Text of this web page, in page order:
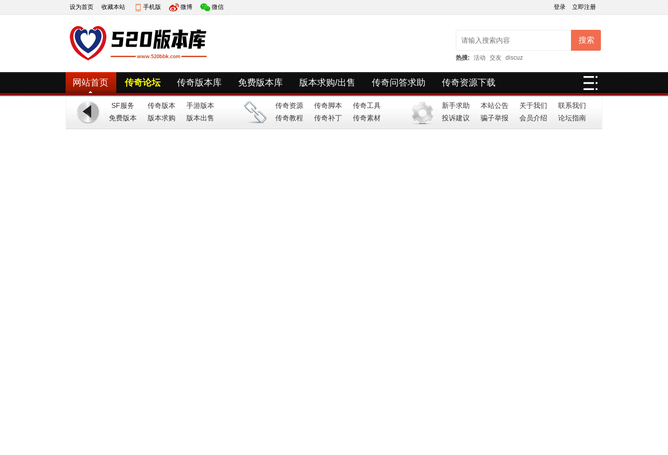
设为首页 收藏本站 手机版 微博 微信 登录 立即注册
搜索
热搜: 活动 交友 discuz
快捷导航
网站首页 传奇论坛 传奇版本库 免费版本库 版本求购/出售 传奇问答求助 传奇资源下载
SF服务
端
传奇版本
手游版本
免费版本
版本求购 版本出售
传奇资源 传奇脚本
传奇工具
传奇教程
传奇补丁 传奇素材
新手求助 本站公告 关于我们
联系我们
投诉建议
骗子举报 会员介绍 论坛指南